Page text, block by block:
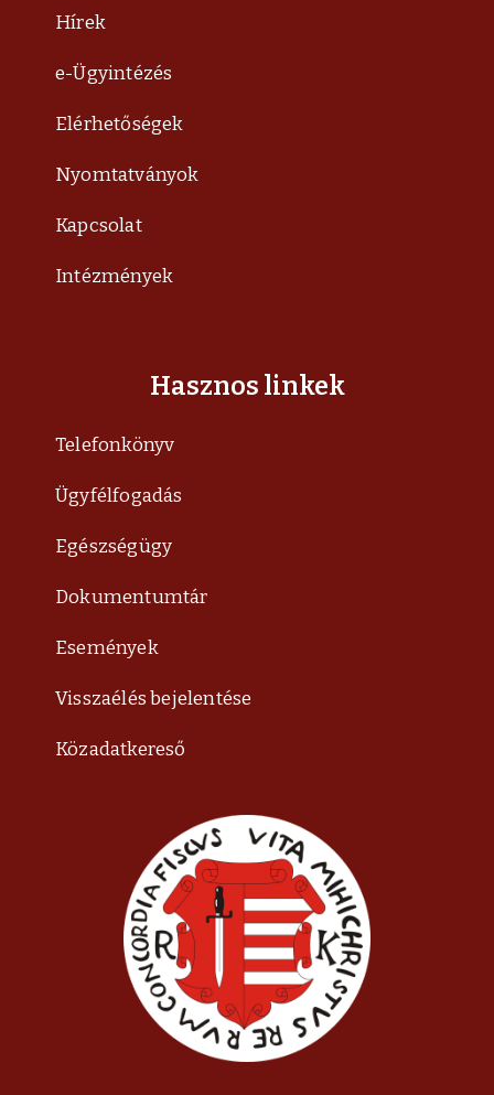
Hasznos linkek
Telefonkönyv
Ügyfélfogadás
Egészségügy
Dokumentumtár
Események
Visszaélés bejelentése
Közadatkereső
Hírek
e-Ügyintézés
Elérhetőségek
Nyomtatványok
Kapcsolat
Intézmények